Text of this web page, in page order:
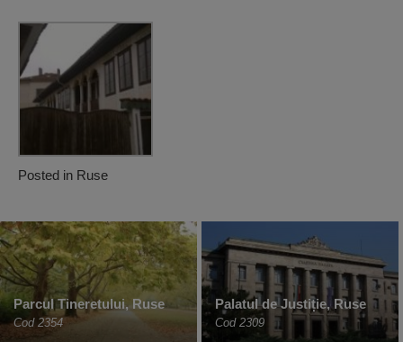
Posted in Ruse
Parcul Tineretului, Ruse
Cod 2354
Palatul de Justiție, Ruse
Cod 2309